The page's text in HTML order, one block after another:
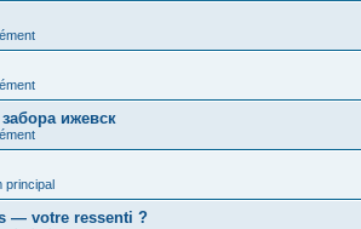
ижевск
principal
— votre ressenti ?